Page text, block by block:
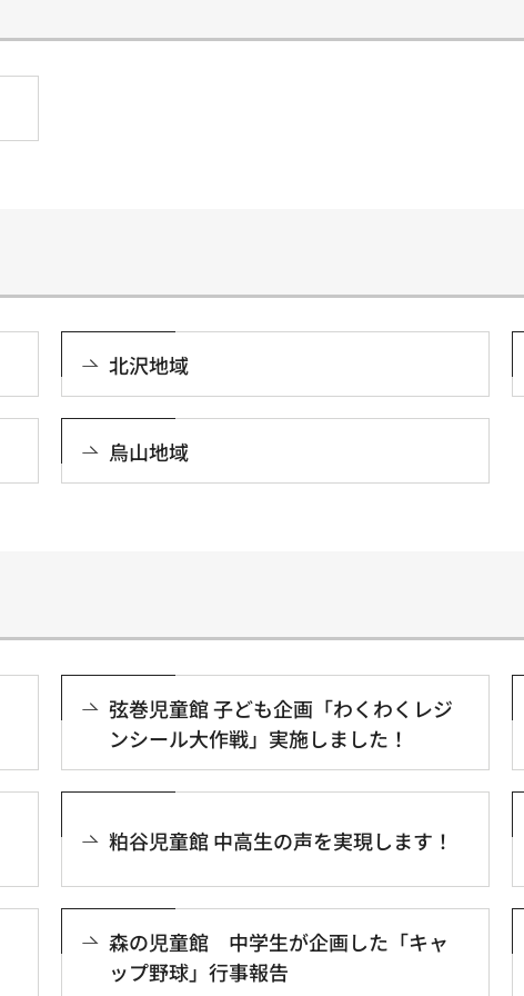
北沢地域
烏山地域
弦巻児童館 子ども企画「わくわくレジ
ンシール大作戦」実施しました！
粕谷児童館 中高生の声を実現します！
森の児童館 中学生が企画した「キャ
ップ野球」行事報告